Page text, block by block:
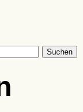
Suchen